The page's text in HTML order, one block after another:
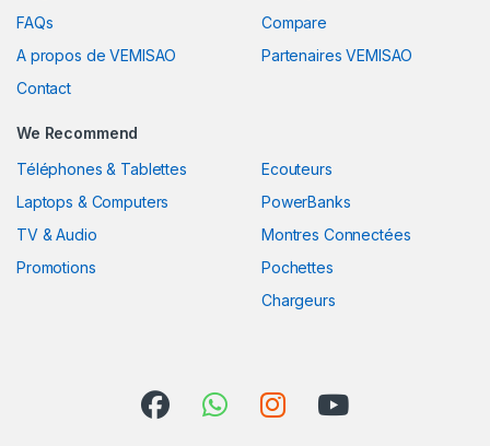
FAQs
A propos de VEMISAO
Contact
Compare
Partenaires VEMISAO
We Recommend
Téléphones & Tablettes
Laptops & Computers
TV & Audio
Promotions
Ecouteurs
PowerBanks
Montres Connectées
Pochettes
Chargeurs